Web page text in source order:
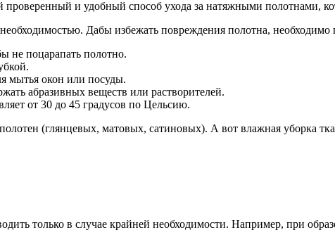
и удобный способ ухода за натяжными полотнами,
Дабы избежать повреждения полотна,
не поцарапать полотно.
мытья окон или посуды.
абразивных веществ или растворителей.
от 30 до 45 градусов по Цельсию.
(глянцевых, матовых, сатиновых). А вот влажная уборка
только в случае крайней необходимости. Например, при